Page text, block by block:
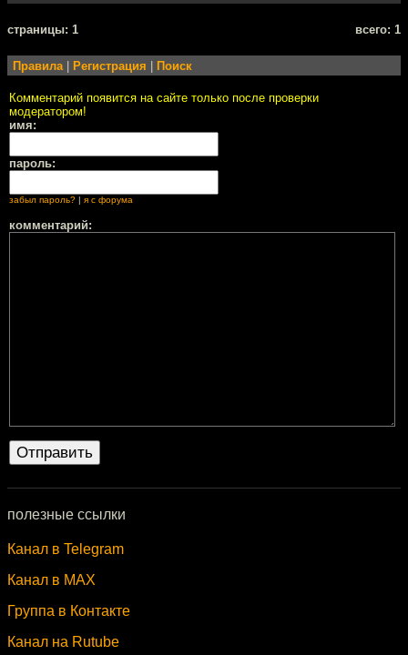
cтраницы: 1 всего: 1
Правила| Регистрация Поиск
Комментарий появится на сайте только после проверки
модератором!
имя:
пароль:
забыл пароль? я с форума
комментарий:
полезные ссылки
Канал в Telegram
Канал в MAX
Группа в Контакте
Канал на Rutube